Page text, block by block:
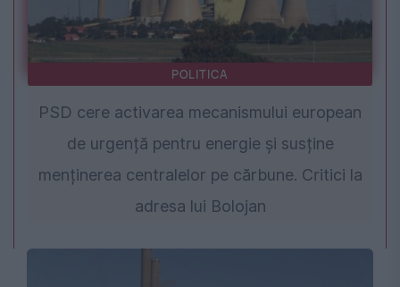
POLITICA
PSD cere activarea mecanismului european
de urgență pentru energie și susține
menținerea centralelor pe cărbune. Critici la
adresa lui Bolojan